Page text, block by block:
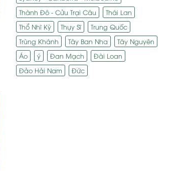
Thành Đô - Cửu Trại Câu
Thái Lan
Thổ Nhĩ Kỳ
Thụy Sĩ
Trung Quốc
Trùng Khánh
Tây Ban Nha
Tây Nguyên
Áo
ý Đan Mạch
Đài Loan
Đảo Hải Nam
Đức